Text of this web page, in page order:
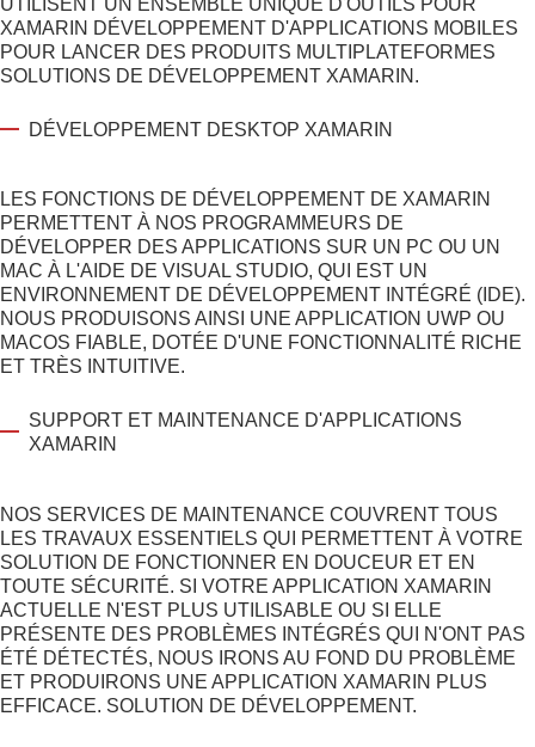
UTILISENT UN ENSEMBLE UNIQUE D'OUTILS POUR
XAMARIN DÉVELOPPEMENT D'APPLICATIONS MOBILES
POUR LANCER DES PRODUITS MULTIPLATEFORMES
SOLUTIONS DE DÉVELOPPEMENT XAMARIN .
DÉVELOPPEMENT DESKTOP XAMARIN
LES FONCTIONS DE DÉVELOPPEMENT DE XAMARIN
PERMETTENT À NOS PROGRAMMEURS DE
DÉVELOPPER DES APPLICATIONS SUR UN PC OU UN
MAC À L'AIDE DE VISUAL STUDIO, QUI EST UN
ENVIRONNEMENT DE DÉVELOPPEMENT INTÉGRÉ (IDE).
NOUS PRODUISONS AINSI UNE APPLICATION UWP OU
MACOS FIABLE, DOTÉE D'UNE FONCTIONNALITÉ RICHE
ET TRÈS INTUITIVE.
SUPPORT ET MAINTENANCE D'APPLICATIONS
XAMARIN
NOS SERVICES DE MAINTENANCE COUVRENT TOUS
LES TRAVAUX ESSENTIELS QUI PERMETTENT À VOTRE
SOLUTION DE FONCTIONNER EN DOUCEUR ET EN
TOUTE SÉCURITÉ. SI VOTRE APPLICATION XAMARIN
ACTUELLE N'EST PLUS UTILISABLE OU SI ELLE
PRÉSENTE DES PROBLÈMES INTÉGRÉS QUI N'ONT PAS
ÉTÉ DÉTECTÉS, NOUS IRONS AU FOND DU PROBLÈME
ET PRODUIRONS UNE APPLICATION XAMARIN PLUS
EFFICACE. SOLUTION DE DÉVELOPPEMENT.